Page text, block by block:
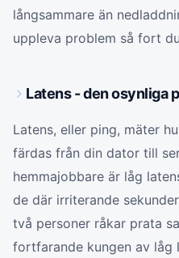
långsammare än
uppleva problem så fort
Latens - den osynliga
Latens, eller ping, mäter
färdas från din dator till
hemmajobbare är låg
de där irriterande
två personer råkar prata
fortfarande kungen av låg